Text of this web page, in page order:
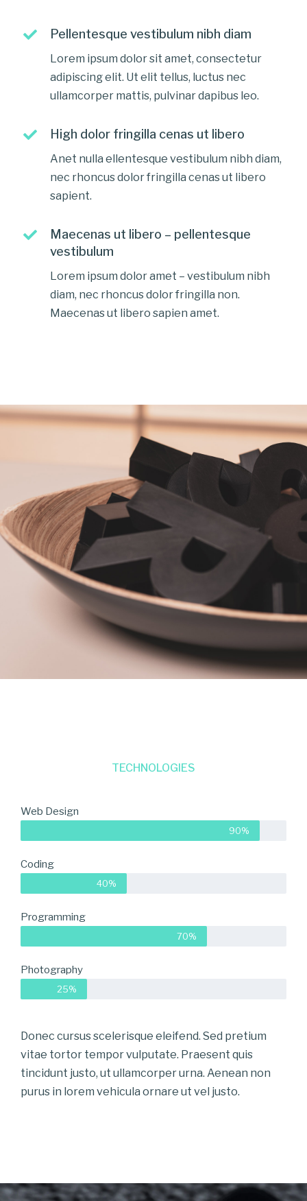
Pellentesque vestibulum nibh diam
Lorem ipsum dolor sit amet, consectetur
adipiscing elit. Ut elit tellus, luctus nec
ullamcorper mattis, pulvinar dapibus leo.
High dolor fringilla cenas ut libero
Anet nulla ellentesque vestibulum nibh diam,
nec rhoncus dolor fringilla cenas ut libero
sapient.
Maecenas ut libero – pellentesque
vestibulum
Lorem ipsum dolor amet – vestibulum nibh
diam, nec rhoncus dolor fringilla non.
Maecenas ut libero sapien amet.
TECHNOLOGIES
Web Design
90%
Coding
40%
Programming
70%
Photography
25%
Donec cursus scelerisque eleifend. Sed pretium
vitae tortor tempor vulputate. Praesent quis
tincidunt justo, ut ullamcorper urna. Aenean non
purus in lorem vehicula ornare ut vel justo.